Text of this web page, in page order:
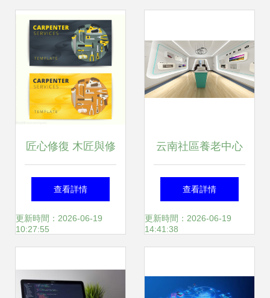
板開發新未來
匠心修復 木匠與修
理工服務矢量名片
設計之美
查看詳情
更新時間：2026-06-19
10:27:55
云南社區養老中心
與養老服務站裝修
設計 唯楷裝飾的全
查看詳情
更新時間：2026-06-19
14:41:38